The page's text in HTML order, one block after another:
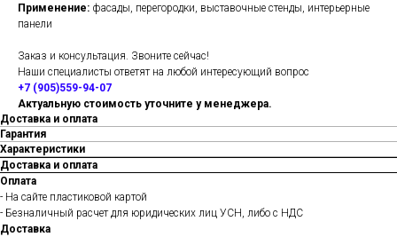
Применение: фасады, перегородки, выставочные стенды, интерьерные
панели
Заказ и консультация. Звоните сейчас!
Наши специалисты ответят на любой интересующий вопрос
+7 (905)559-94-07
Актуальную стоимость уточните у менеджера.
Доставка и оплата
Гарантия
Характеристики
Доставка и оплата
Оплата
- На сайте пластиковой картой
- Безналичный расчет для юридических лиц УСН, либо с НДС
Доставка